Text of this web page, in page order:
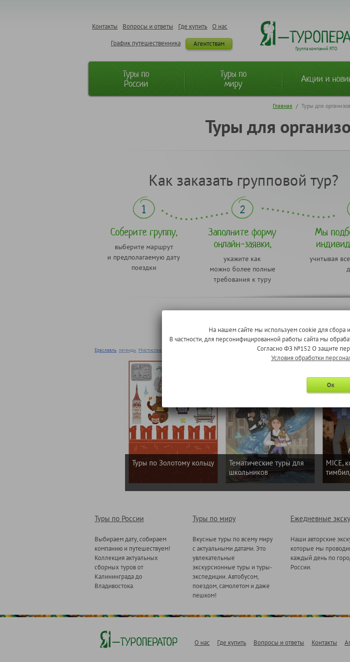
О нас
Где купить
Вопросы и ответы
Контакты
Агентствам
График путешественника
Группа компаний ЯТО
Туры по
России
Туры по
миру
Акции и
Главная / Туры для
Туры для
Как заказать групповой тур?
1
Соберите группу,
выберите маршрут
и предполагаемую дату
поездки
2
Заполните форму
онлайн-заявки,
укажите как
можно более полные
требования к туру
Мы
учитывая
Ераславль легенды Мистиславль
Туры по Золотому кольцу
Тематические туры для
школьников
MICE,
Туры по России
Выбираем дату, собираем
компанию и путешествуем!
Коллекция актуальных
сборных туров от
Калининграда до
Владивостока.
Туры по миру
Вкусные туры по всему миру
с актуальными датами. Это
увлекательные
экскурсионные туры и туры-
экспедиции. Автобусом,
поездом, самолетом и даже
пешком!
Ежедневные
Наши авторские
которые мы
каждый день по
России.
О нас Где купить Вопросы и ответы Контакты
На нашем сайте мы используем cookie для сбора
В частности, для персонифицированной работы сайта мы
Согласно ФЗ №152 О защите
Условия обработки
Ок